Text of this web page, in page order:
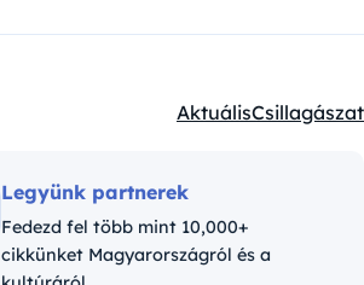
Kategóriák:
AktuálisCsillagászat
Legyünk partnerek
Fedezd fel több mint 10,000+
cikkünket Magyarországról és a